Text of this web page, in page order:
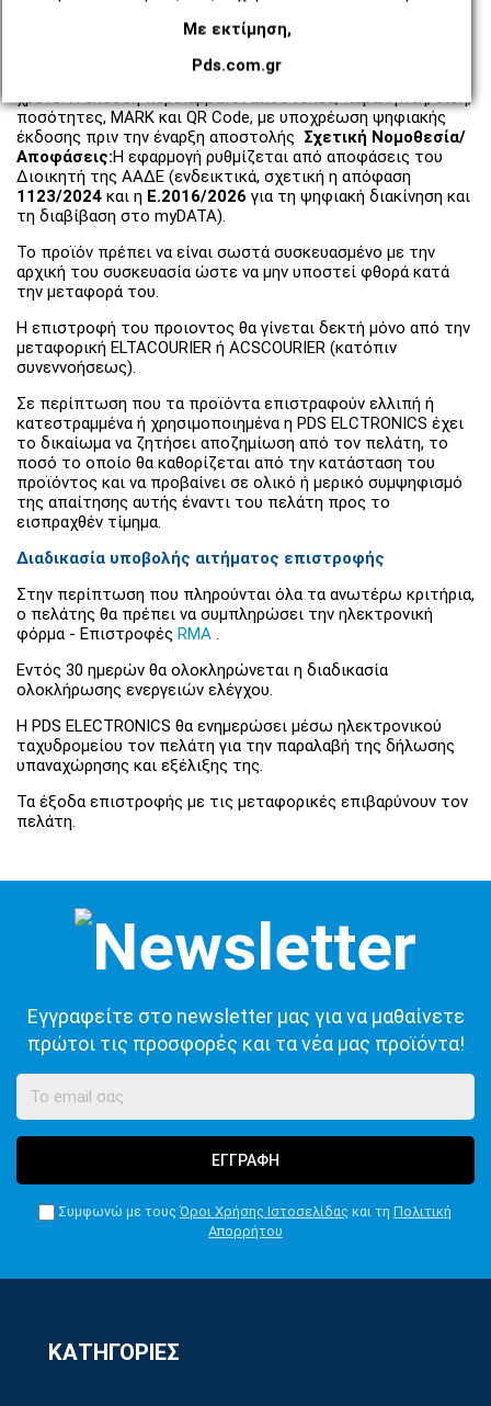
Με εκτίμηση,
Pds.com.gr
αποστολής είναι η ηλεκτρονική μορφή του παραδοσιακού
δελτίου, η οποία διαβιβάζεται σε πραγματικό χρόνο στην
myDATA της ΑΑΔΕ. Αντικαθιστά τα έντυπα,
προσφέροντας παρακολούθηση διακίνησης σε πραγματικό
χρόνο. Η έκδοση περιλαμβάνει αποστολέα, παραλήπτη, είδη,
ποσότητες, MARK και QR Code, με υποχρέωση ψηφιακής
έκδοσης πριν την έναρξη αποστολής Σχετική Νομοθεσία/
Αποφάσεις:Η εφαρμογή ρυθμίζεται από αποφάσεις του
Διοικητή της ΑΑΔΕ (ενδεικτικά, σχετική η απόφαση
1123/2024 και η Ε.2016/2026 για τη ψηφιακή διακίνηση και
τη διαβίβαση στο myDATA).
Το προϊόν πρέπει να είναι σωστά συσκευασμένο με την
αρχική του συσκευασία ώστε να μην υποστεί φθορά κατά
την μεταφορά του.
Η επιστροφή του προιοντος θα γίνεται δεκτή μόνο από την
μεταφορική ELTACOURIER ή ACSCOURIER (κατόπιν
συνεννοήσεως).
Σε περίπτωση που τα προϊόντα επιστραφούν ελλιπή ή
κατεστραμμένα ή χρησιμοποιημένα η PDS ELCTRONICS έχει
το δικαίωμα να ζητήσει αποζημίωση από τον πελάτη, το
ποσό το οποίο θα καθορίζεται από την κατάσταση του
προϊόντος και να προβαίνει σε ολικό ή μερικό συμψηφισμό
της απαίτησης αυτής έναντι του πελάτη προς το
εισπραχθέν τίμημα.
Διαδικασία υποβολής αιτήματος επιστροφής
Στην περίπτωση που πληρούνται όλα τα ανωτέρω κριτήρια,
ο πελάτης θα πρέπει να συμπληρώσει την ηλεκτρονική
φόρμα - Επιστροφές RMA .
Εντός 30 ημερών θα ολοκληρώνεται η διαδικασία
ολοκλήρωσης ενεργειών ελέγχου.
Η PDS ELECTRONICS θα ενημερώσει μέσω ηλεκτρονικού
ταχυδρομείου τον πελάτη για την παραλαβή της δήλωσης
υπαναχώρησης και εξέλιξης της.
Τα έξοδα επιστροφής με τις μεταφορικές επιβαρύνουν τον
πελάτη.
Εγγραφείτε στο newsletter μας για να μαθαίνετε
πρώτοι τις προσφορές και τα νέα μας προϊόντα!
ΕΓΓΡΑΦΗ
Συμφωνώ με τους Όροι Χρήσης Ιστοσελίδας και τη Πολιτική
Απορρήτου
ΚΑΤΗΓΟΡΙΕΣ